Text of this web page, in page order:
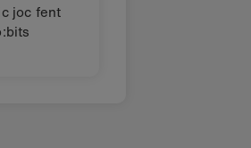
joc fent